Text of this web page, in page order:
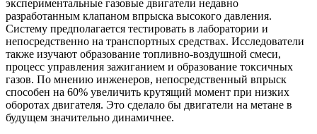
экспериментальные газовые двигатели недавно
разработанным клапаном впрыска высокого давления.
Систему предполагается тестировать в лаборатории и
непосредственно на транспортных средствах. Исследователи
также изучают образование топливно-воздушной смеси,
процесс управления зажиганием и образование токсичных
газов. По мнению инженеров, непосредственный впрыск
способен на 60% увеличить крутящий момент при низких
оборотах двигателя. Это сделало бы двигатели на метане в
будущем значительно динамичнее.